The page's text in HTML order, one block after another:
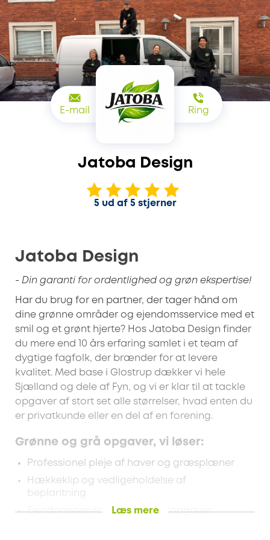
E-mail Ring
Jatoba Design
5 ud af 5 stjerner
Jatoba Design
- Din garanti for ordentlighed og grøn ekspertise!
Har du brug for en partner, der tager hånd om
dine grønne områder og ejendomsservice med et
smil og et grønt hjerte? Hos Jatoba Design finder
du mere end 10 års erfaring samlet i et team af
dygtige fagfolk, der brænder for at levere
kvalitet. Med base i Glostrup dækker vi hele
Sjælland og dele af Fyn, og vi er klar til at tackle
opgaver af stort set alle størrelser, hvad enten du
er privatkunde eller en del af en forening.
Grønne og grå opgaver, vi løser:
Professionel pleje af haver og græsplæner
Hækkeklip og vedligeholdelse af
beplantning
Ejendomsservice og viceværtopgaver
Læs mere